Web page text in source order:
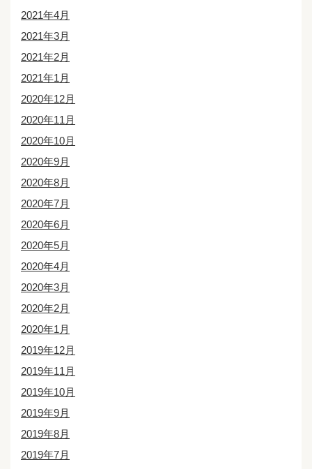
2021年4月
2021年3月
2021年2月
2021年1月
2020年12月
2020年11月
2020年10月
2020年9月
2020年8月
2020年7月
2020年6月
2020年5月
2020年4月
2020年3月
2020年2月
2020年1月
2019年12月
2019年11月
2019年10月
2019年9月
2019年8月
2019年7月